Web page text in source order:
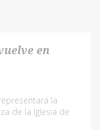
en
la
de la Iglesia de